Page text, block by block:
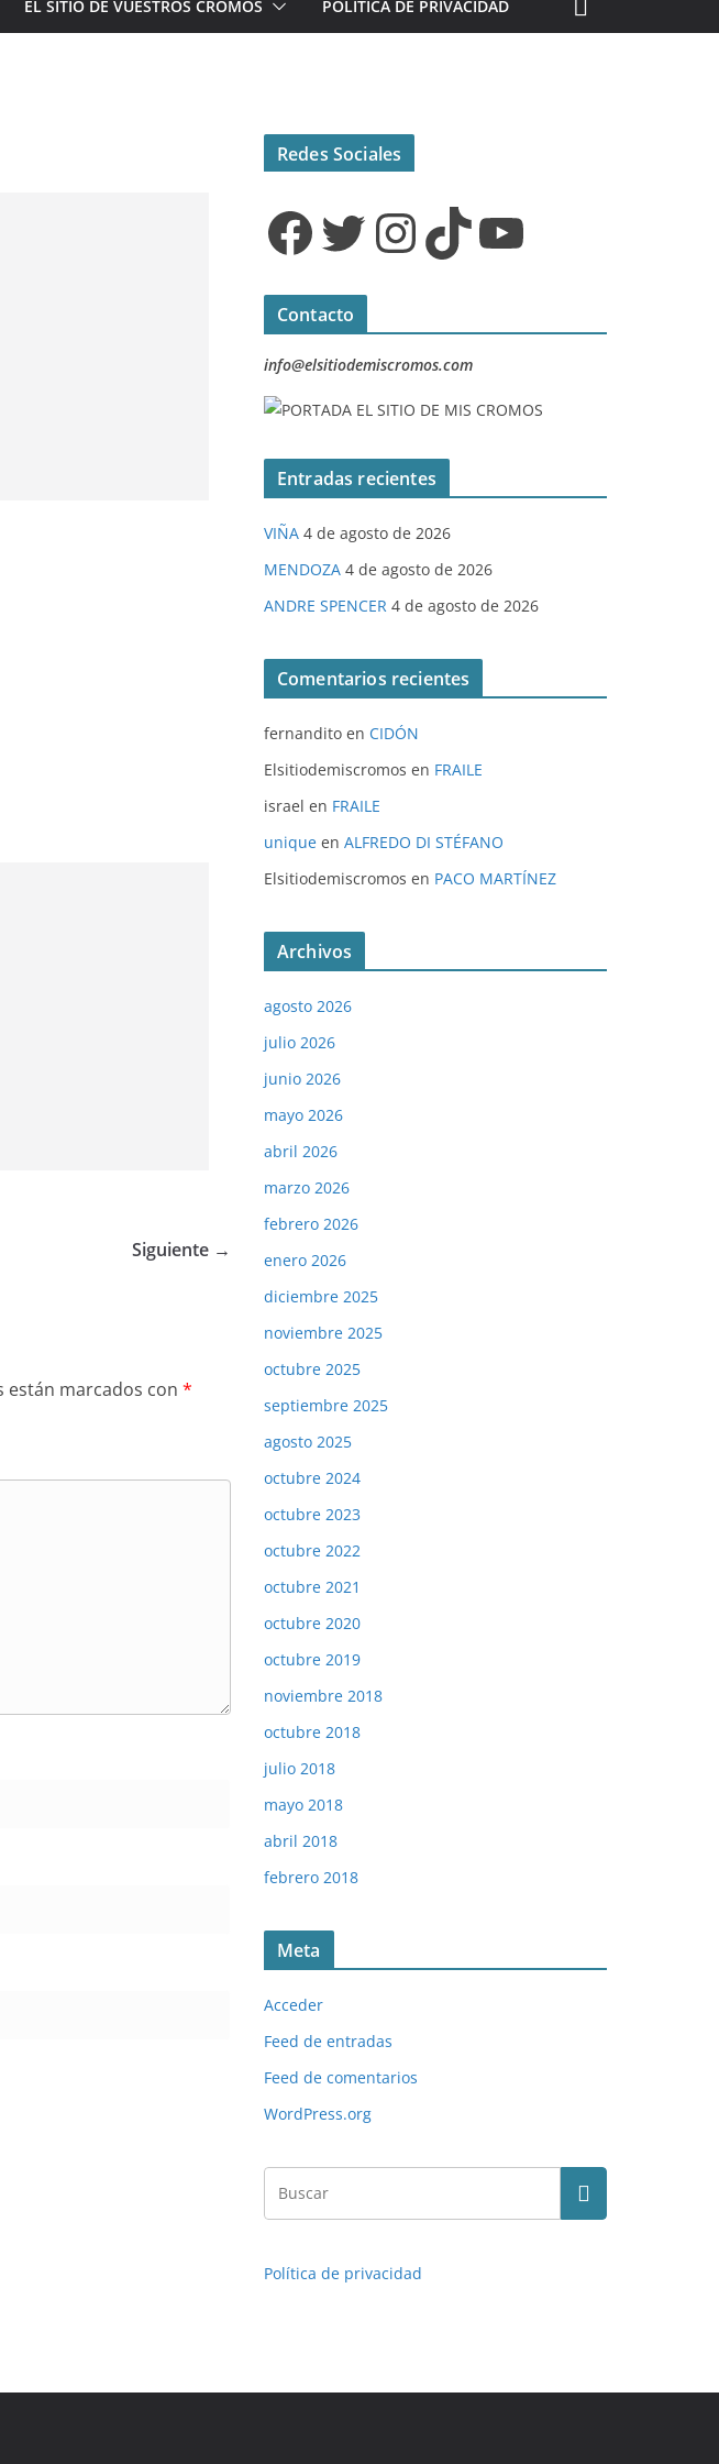
EL SITIO DE VUESTROS CROMOS POLÍTICA DE PRIVACIDAD
Siguiente →
están marcados con *
Redes Sociales
Facebook Twitter InstagramTikTok YouTube
Contacto
info@elsitiodemiscromos.com
Entradas recientes
VIÑA 4 de agosto de 2026
MENDOZA 4 de agosto de 2026
ANDRE SPENCER 4 de agosto de 2026
Comentarios recientes
fernandito en CIDÓN
Elsitiodemiscromos en FRAILE
israel en FRAILE
unique en ALFREDO DI STÉFANO
Elsitiodemiscromos en PACO MARTÍNEZ
Archivos
agosto 2026
julio 2026
junio 2026
mayo 2026
abril 2026
marzo 2026
febrero 2026
enero 2026
diciembre 2025
noviembre 2025
octubre 2025
septiembre 2025
agosto 2025
octubre 2024
octubre 2023
octubre 2022
octubre 2021
octubre 2020
octubre 2019
noviembre 2018
octubre 2018
julio 2018
mayo 2018
abril 2018
febrero 2018
Meta
Acceder
Feed de entradas
Feed de comentarios
WordPress.org
Política de privacidad